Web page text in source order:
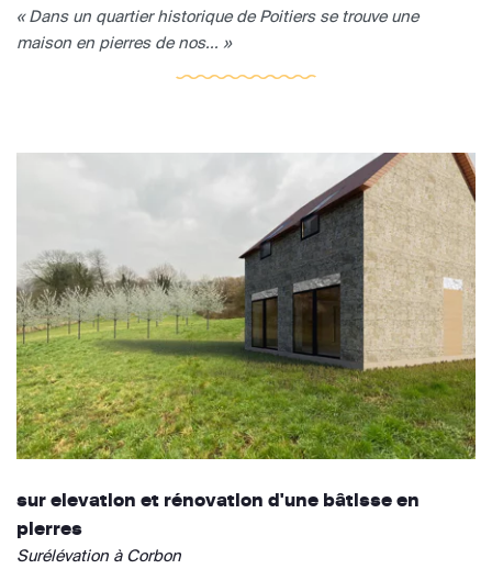
« Dans un quartier historique de Poitiers se trouve une
maison en pierres de nos... »
sur elevation et rénovation d'une bâtisse en
pierres
Surélévation à Corbon